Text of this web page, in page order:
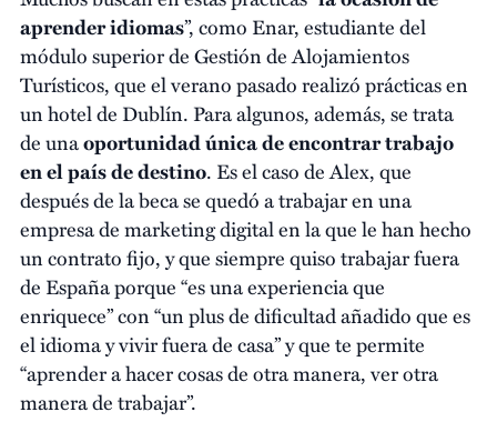
aprender idiomas”, como Enar, estudiante del
módulo superior de Gestión de Alojamientos
Turísticos, que el verano pasado realizó prácticas en
un hotel de Dublín. Para algunos, además, se trata
de unaoportunidad única de encontrar trabajo
en el país de destino. Es el caso de Alex, que
después de la beca se quedó a trabajar en una
empresa de marketing digital en la que le han hecho
un contrato fijo, y que siempre quiso trabajar fuera
de España porque “es una experiencia que
enriquece” con “un plus de dificultad añadido que es
el idioma y vivir fuera de casa” y que te permite
“aprender a hacer cosas de otra manera, ver otra
manera de trabajar”.